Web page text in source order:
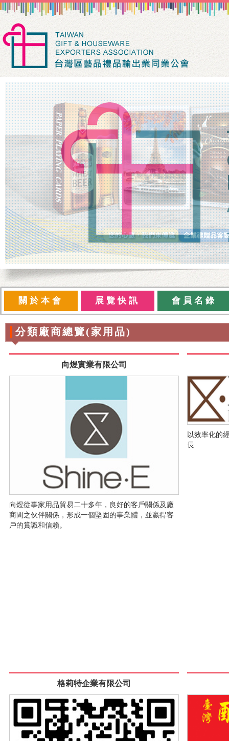
關於本會 展覽快訊 會員名錄
分類廠商總覽(家用品)
向煜實業有限公司
向煜從事家用品貿易二十多年，良好的客戶關係及廠
商間之伙伴關係，形成一個堅固的事業體，並嬴得客
戶的賞識和信賴。
以效率化的
長
格莉特企業有限公司